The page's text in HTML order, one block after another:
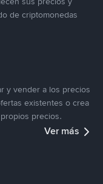
de criptomonedas
y vender a los precios
existentes o crea
precios.
Ver más